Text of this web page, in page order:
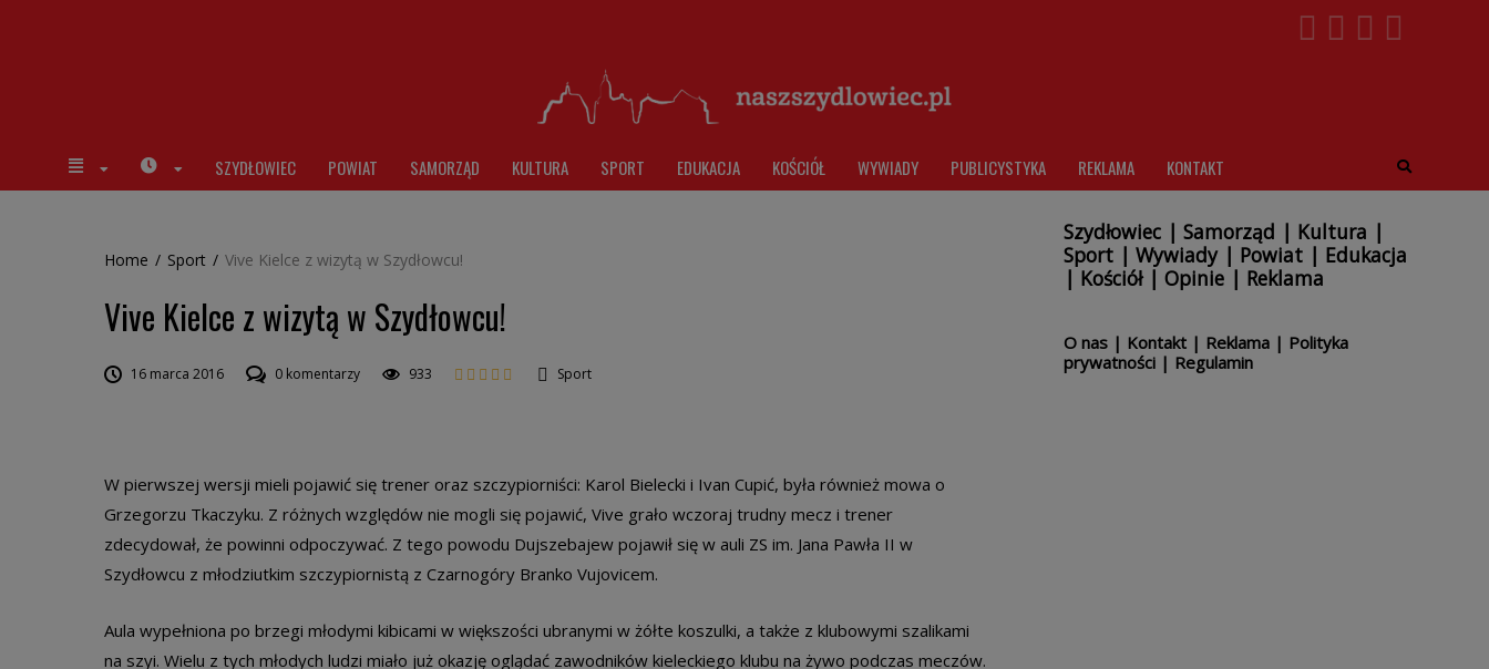
SZYDŁOWIEC POWIAT SAMORZĄD KULTURA SPORT EDUKACJA KOŚCIÓŁ WYWIADY PUBLICYSTYKA REKLAMA KONTAKT
Home / Sport / Vive Kielce z wizytą w Szydłowcu!
Vive Kielce z wizytą w Szydłowcu!
16 marca 2016 0 komentarzy 933 Sport
W pierwszej wersji mieli pojawić się trener oraz szczypiorniści: Karol Bielecki i Ivan Cupić, była również mowa o
Grzegorzu Tkaczyku. Z różnych względów nie mogli się pojawić, Vive grało wczoraj trudny mecz i trener
zdecydował, że powinni odpoczywać. Z tego powodu Dujszebajew pojawił się w auli ZS im. Jana Pawła II w
Szydłowcu z młodziutkim szczypiornistą z Czarnogóry Branko Vujovicem.
Aula wypełniona po brzegi młodymi kibicami w większości ubranymi w żółte koszulki, a także z klubowymi szalikami
na szyi. Wielu z tych młodych ludzi miało już okazję oglądać zawodników kieleckiego klubu na żywo podczas meczów.
Szydłowiec| Samorząd | Kultura |
Sport| Wywiady| Powiat| Edukacja
| Kościół| Opinie| Reklama
O nas| Kontakt| Reklama| Polityka
prywatności| Regulamin